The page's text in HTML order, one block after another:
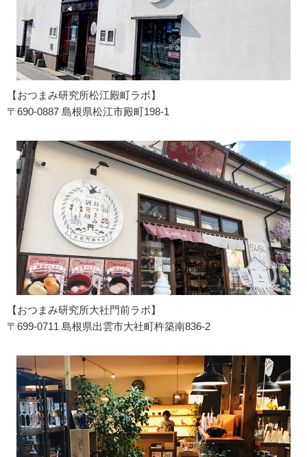
【おつまみ研究所松江殿町ラボ】
〒690-0887 島根県松江市殿町198-1
【おつまみ研究所大社門前ラボ】
〒699-0711 島根県出雲市大社町杵築南836-2